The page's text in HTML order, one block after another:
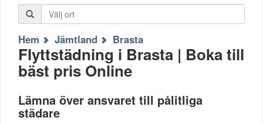
Hem Jämtland Brasta
Flyttstädning i Brasta | Boka till
bäst pris Online
Lämna över ansvaret till pålitliga
städare